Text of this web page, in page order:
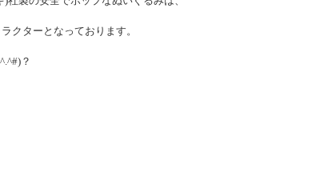
クターとなっております。
？